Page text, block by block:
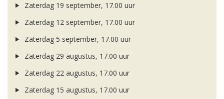
Zaterdag 19 september, 17.00 uur
Zaterdag 12 september, 17.00 uur
Zaterdag 5 september, 17.00 uur
Zaterdag 29 augustus, 17.00 uur
Zaterdag 22 augustus, 17.00 uur
Zaterdag 15 augustus, 17.00 uur